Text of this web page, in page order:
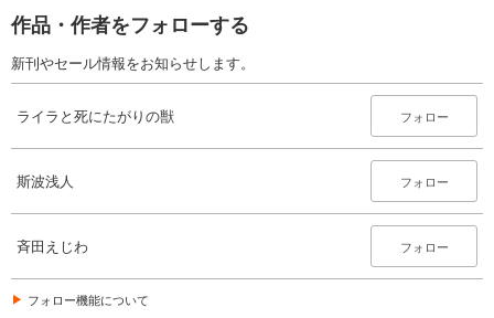
作品・作者をフォローする
新刊やセール情報をお知らせします。
ライラと死にたがりの獣 フォロー
斯波浅人 フォロー
斉田えじわ フォロー
フォロー機能について